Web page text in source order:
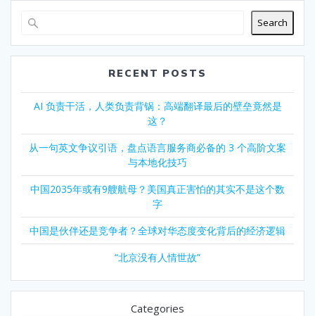
Search
RECENT POSTS
AI 负责干活，人类负责背锅：高端翻译最后的壁垒竟然是
这？
从一句英文争议引语，盘点语言服务商必备的 3 个高阶文案
与本地化技巧
中国2035年或有9艘航母？美国真正害怕的其实不是这个数
字
中国是伙伴还是竞争者？全球对华态度变化背后的经济逻辑
“北京没有人情世故”
Categories